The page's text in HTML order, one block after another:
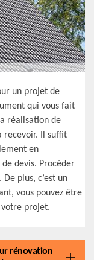
un projet de
qui vous fait
réalisation de
recevoir. Il suffit
en
devis. Procéder
plus, c’est un
vous pouvez être
votre projet.
rénovation